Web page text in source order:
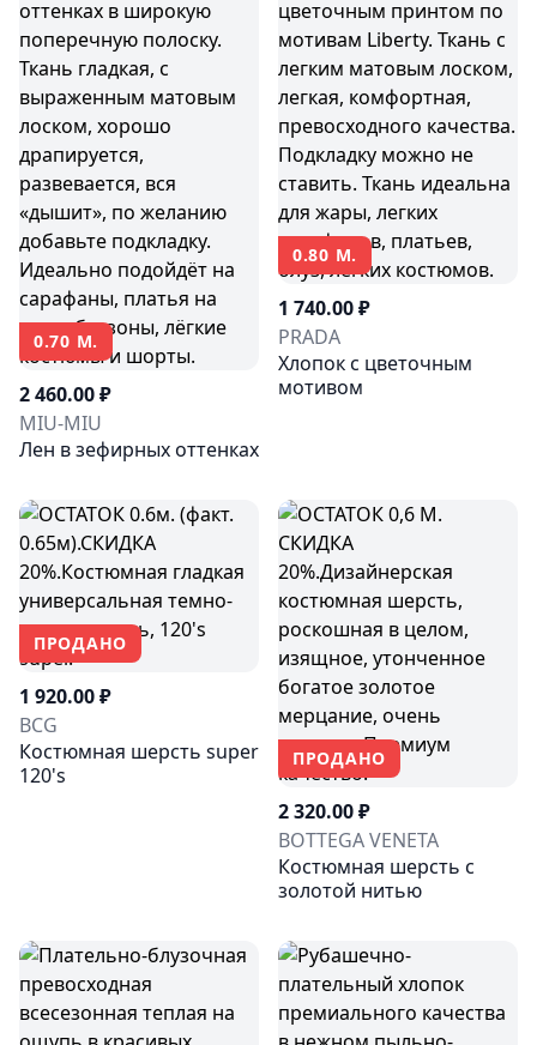
0.70 М.
2 460.00 ₽
МIU-MIU
Лен в зефирных оттенках
0.80 М.
1 740.00 ₽
PRADA
Хлопок с цветочным
мотивом
ПРОДАНО
1 920.00 ₽
BCG
Костюмная шерсть super
120's
ПРОДАНО
2 320.00 ₽
BOTTEGA VENETA
Костюмная шерсть с
золотой нитью